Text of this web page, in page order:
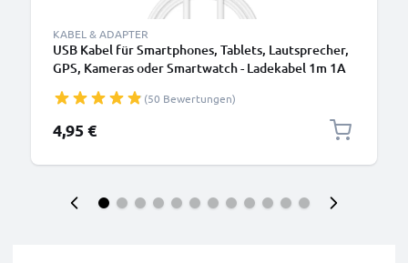
KABEL & ADAPTER
USB Kabel für Smartphones, Tablets, Lautsprecher,
GPS, Kameras oder Smartwatch - Ladekabel 1m 1A
(50 Bewertungen)
4,95 €